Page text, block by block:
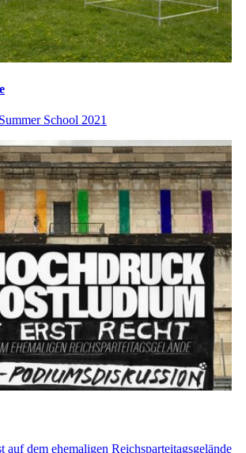
School 2021
auf dem ehemaligen Reichsparteitagsgelände